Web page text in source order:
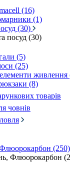
(16)
(1)
(30)
посуд (30)
(5)
(25)
елементи живлення
(8)
товарів
човнів
(250)
Флюорокарбон